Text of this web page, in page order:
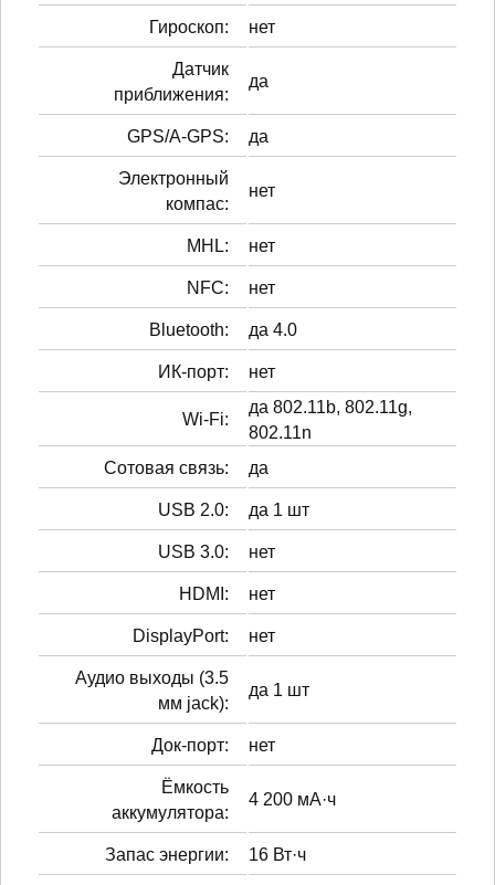
Гироскоп: нет
Датчик
приближения:
да
GPS/A-GPS: да
Электронный
компас:
нет
MHL: нет
NFC: нет
Bluetooth: да 4.0
ИК-порт: нет
Wi-Fi:
да 802.11b, 802.11g,
802.11n
Сотовая связь:
да
USB 2.0: да 1 шт
USB 3.0: нет
HDMI: нет
DisplayPort: нет
Аудио выходы (3.5
мм jack):
да 1 шт
Док-порт: нет
Ёмкость
аккумулятора:
4 200 мА·ч
Запас энергии: 16 Вт·ч